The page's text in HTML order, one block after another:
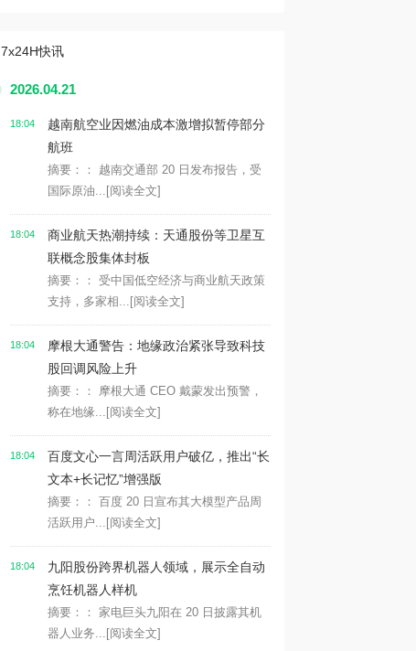
7x24H快讯
2026.04.21
18:04
越南航空业因燃油成本激增拟暂停部分
航班
摘要：： 越南交通部 20 日发布报告，受
国际原油... [阅读全文]
18:04
商业航天热潮持续：天通股份等卫星互
联概念股集体封板
摘要：： 受中国低空经济与商业航天政策
支持，多家相... [阅读全文]
18:04
摩根大通警告：地缘政治紧张导致科技
股回调风险上升
摘要：： 摩根大通 CEO 戴蒙发出预警，
称在地缘... [阅读全文]
18:04
百度文心一言周活跃用户破亿，推出“长
文本+长记忆”增强版
摘要：： 百度 20 日宣布其大模型产品周
活跃用户... [阅读全文]
18:04
九阳股份跨界机器人领域，展示全自动
烹饪机器人样机
摘要：： 家电巨头九阳在 20 日披露其机
器人业务... [阅读全文]